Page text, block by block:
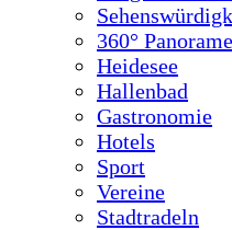
360°
Heidesee
Hallenbad
Gastronomie
Hotels
Sport
Vereine
Stadtradeln